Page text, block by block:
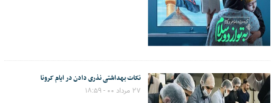
نکات بهداشتی نذری دادن در ایام کرونا
۲۷ مرداد ۰۰ - ۱۸:۵۹